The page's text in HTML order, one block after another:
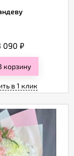
090 ₽
корзину
в 1 клик